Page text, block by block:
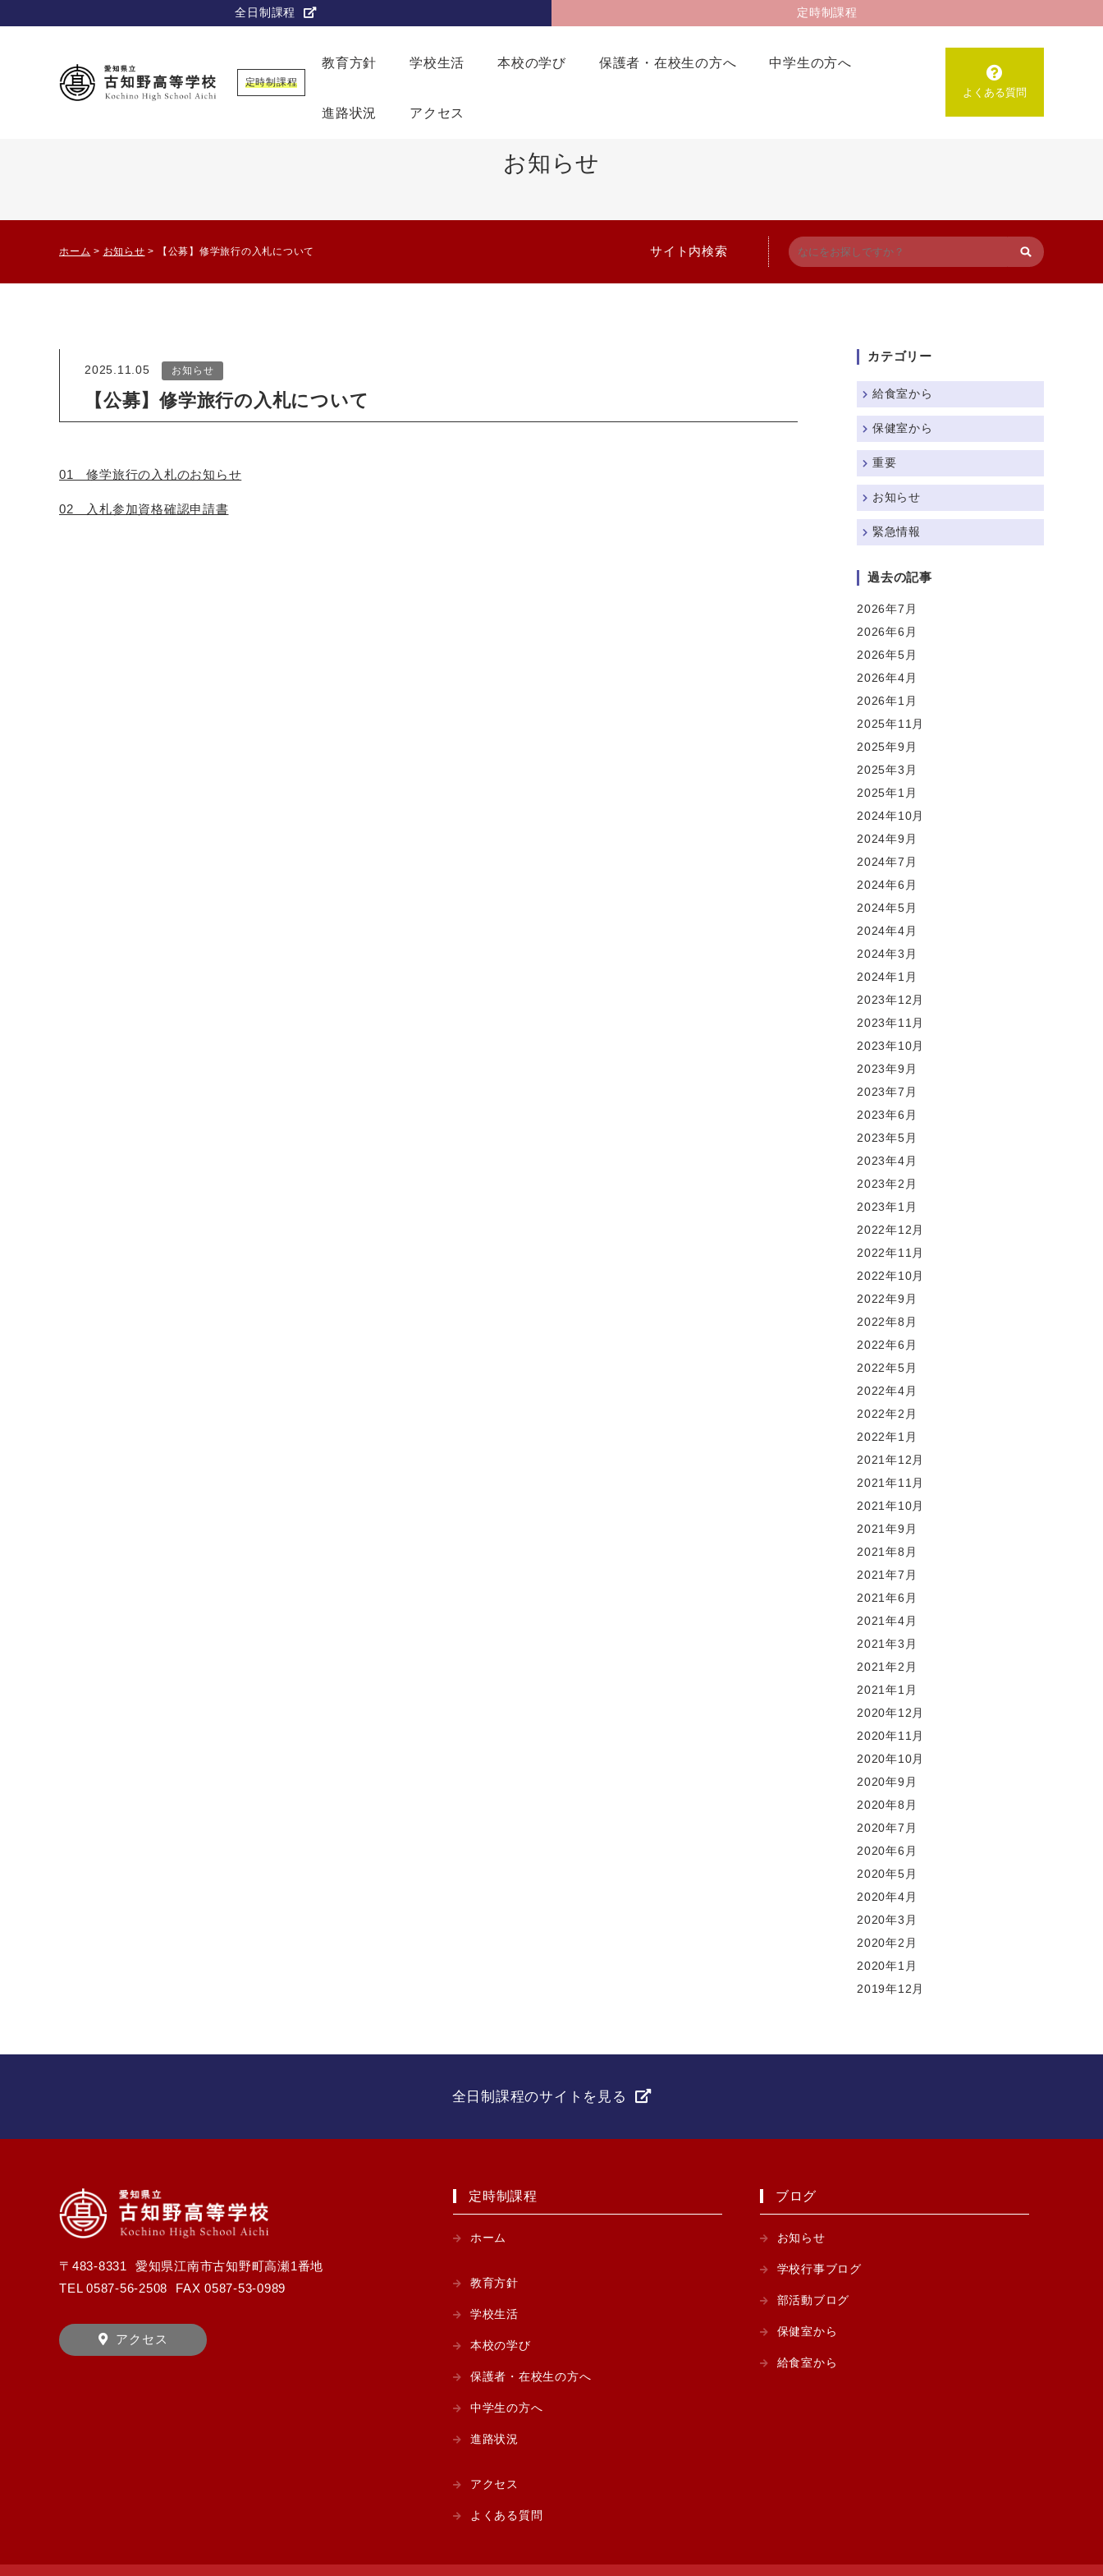
全日制課程 定時制課程
定時制課程
教育方針 学校生活 本校の学び 保護者・在校生の方へ 中学生の方へ
進路状況 アクセス
よくある質問
お知らせ
ホーム > お知らせ > 【公募】修学旅行の入札について サイト内検索
2025.11.05 お知らせ
【公募】修学旅行の入札について
01 修学旅行の入札のお知らせ
02 入札参加資格確認申請書
カテゴリー
給食室から
保健室から
重要
お知らせ
緊急情報
過去の記事
2026年7月
2026年6月
2026年5月
2026年4月
2026年1月
2025年11月
2025年9月
2025年3月
2025年1月
2024年10月
2024年9月
2024年7月
2024年6月
2024年5月
2024年4月
2024年3月
2024年1月
2023年12月
2023年11月
2023年10月
2023年9月
2023年7月
2023年6月
2023年5月
2023年4月
2023年2月
2023年1月
2022年12月
2022年11月
2022年10月
2022年9月
2022年8月
2022年6月
2022年5月
2022年4月
2022年2月
2022年1月
2021年12月
2021年11月
2021年10月
2021年9月
2021年8月
2021年7月
2021年6月
2021年4月
2021年3月
2021年2月
2021年1月
2020年12月
2020年11月
2020年10月
2020年9月
2020年8月
2020年7月
2020年6月
2020年5月
2020年4月
2020年3月
2020年2月
2020年1月
2019年12月
全日制課程のサイトを見る
〒483-8331
愛知県江南市古知野町高瀬1番地
TEL 0587-56-2508 FAX 0587-53-0989
アクセス
定時制課程
ホーム
教育方針
学校生活
本校の学び
保護者・在校生の方へ
中学生の方へ
進路状況
アクセス
よくある質問
ブログ
お知らせ
学校行事ブログ
部活動ブログ
保健室から
給食室から